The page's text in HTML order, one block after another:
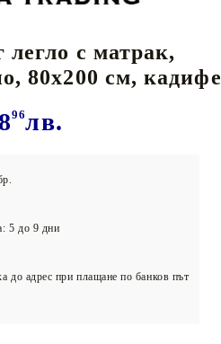
и софтбол
и лакрос
спортно оборудване
легло с матрак,
80x200 см, кадифе
96лв.
5 до 9 дни
до адрес при плащане по банков път